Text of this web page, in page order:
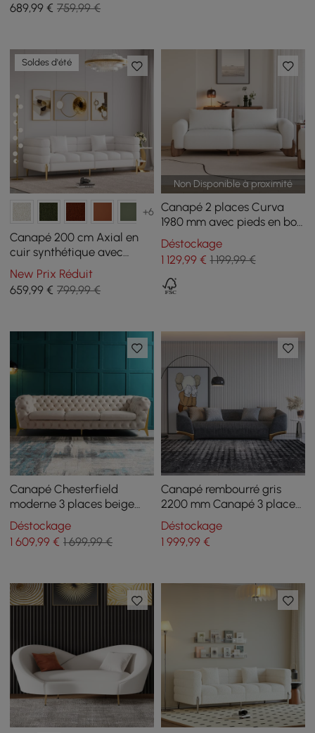
689,99 € 759,99 €
Soldes d'été
+6
Canapé 200 cm Axial en
cuir synthétique avec
pieds dorés et coussins
New Prix Réduit
659,99 € 799,99 €
Non Disponible à proximité
Canapé 2 places Curva
1980 mm avec pieds en bois
rembourrés bouclés blancs
Déstockage
1 129,99€ 1 199,99 €
Canapé Chesterfield
moderne 3 places beige
2320 mm avec boutons et
dossier capitonné
Déstockage
1 609,99 € 1 699,99 €
Canapé rembourré gris
2200 mm Canapé 3 places
en coton et lin avec
oreillers Pieds dorés
Déstockage
1 999,99€